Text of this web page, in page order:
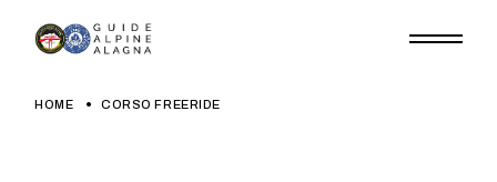
HOME CORSO FREERIDE